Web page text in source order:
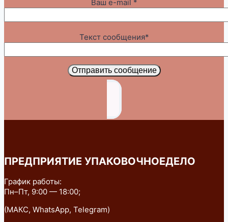
Ваш e-mail *
Текст сообщения*
Отправить сообщение
ПРЕДПРИЯТИЕ УПАКОВОЧНОЕДЕЛО
График работы:
Пн–Пт, 9:00 — 18:00;
(МАКС, WhatsApp, Telegram)